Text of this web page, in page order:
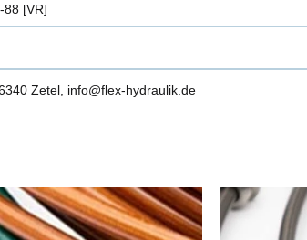
88 [VR]
Zetel, info@flex-hydraulik.de